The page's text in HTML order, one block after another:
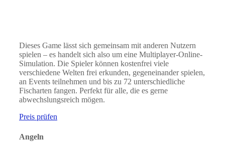
Dieses Game lässt sich gemeinsam mit anderen Nutzern
spielen – es handelt sich also um eine Multiplayer-Online-
Simulation. Die Spieler können kostenfrei viele
verschiedene Welten frei erkunden, gegeneinander spielen,
an Events teilnehmen und bis zu 72 unterschiedliche
Fischarten fangen. Perfekt für alle, die es gerne
abwechslungsreich mögen.
Preis prüfen
Angeln